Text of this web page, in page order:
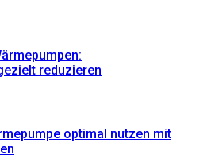
reduzieren
optimal nutzen mit